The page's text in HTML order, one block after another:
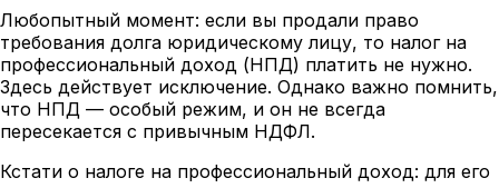
Любопытный момент: если вы продали право
требования долга юридическому лицу, то налог на
профессиональный доход (НПД) платить не нужно.
Здесь действует исключение. Однако важно помнить,
что НПД — особый режим, и он не всегда
пересекается с привычным НДФЛ.
Кстати о налоге на профессиональный доход: для его